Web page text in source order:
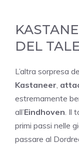
DEL
L’altra sorpresa
Kastaneer,
estremamente
all’Eindhoven. Il
primi passi nelle
passare al